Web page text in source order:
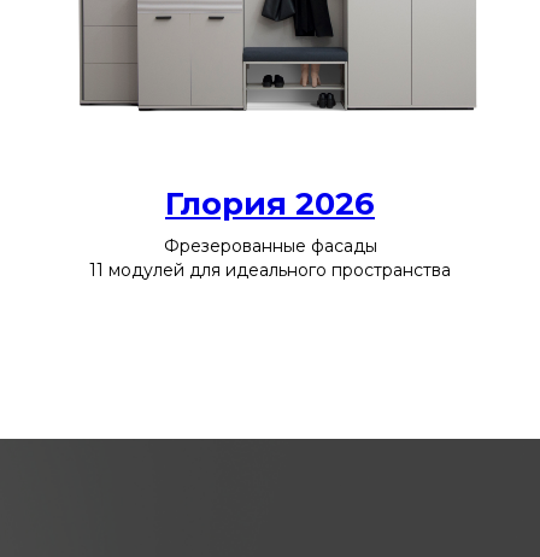
Глория 2026
Фрезерованные фасады
11 модулей для идеального пространства